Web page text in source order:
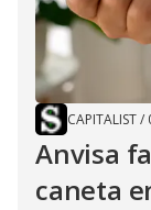
CAPITALIST/
Anvisa
caneta